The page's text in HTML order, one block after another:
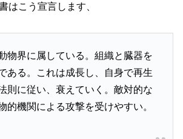
はこう宣言します、
物界に属している。組織と臓器を
ある。これは成長し、自身で再生
則に従い、衰えていく。敵対的な
的機関による攻撃を受けやすい。